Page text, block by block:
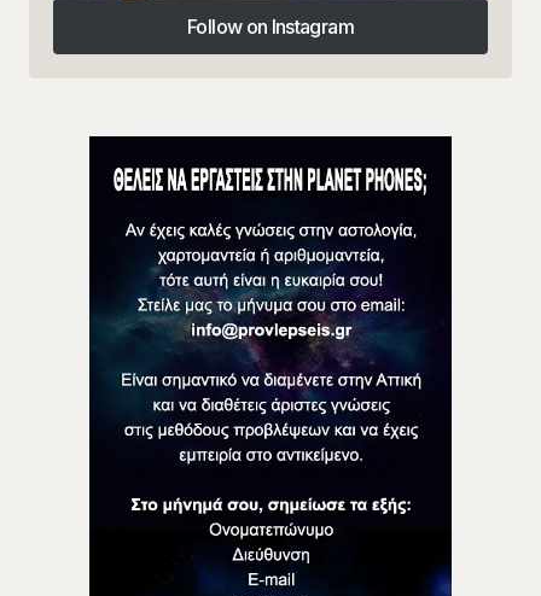
Follow on Instagram
Follow on Instagram